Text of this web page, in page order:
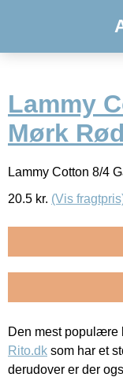
Lammy
Mørk Rød
Lammy Cotton 8/4
20.5 kr. (Vis
Den mest populære
Rito.dk som har et
derudover er der